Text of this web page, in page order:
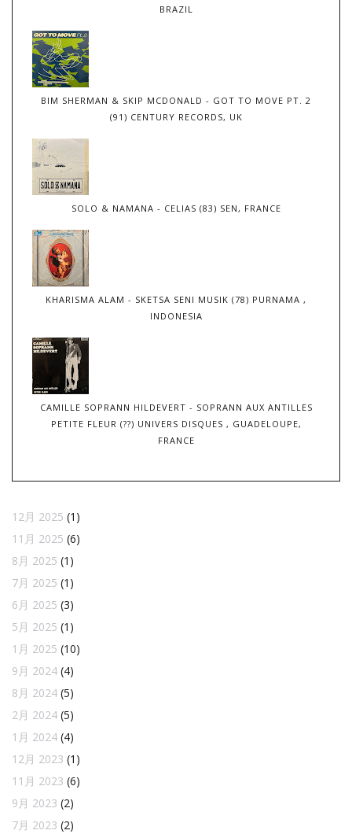
BRAZIL
BIM SHERMAN & SKIP MCDONALD - GOT TO MOVE PT. 2
(91) CENTURY RECORDS, UK
SOLO & NAMANA - CELIAS (83) SEN, FRANCE
KHARISMA ALAM - SKETSA SENI MUSIK (78) PURNAMA ,
INDONESIA
CAMILLE SOPRANN HILDEVERT - SOPRANN AUX ANTILLES
PETITE FLEUR (??) UNIVERS DISQUES , GUADELOUPE,
FRANCE
12月 2025 (1)
11月 2025 (6)
8月 2025 (1)
7月 2025 (1)
6月 2025 (3)
5月 2025 (1)
1月 2025 (10)
9月 2024 (4)
8月 2024 (5)
2月 2024 (5)
1月 2024 (4)
12月 2023 (1)
11月 2023 (6)
9月 2023 (2)
7月 2023 (2)